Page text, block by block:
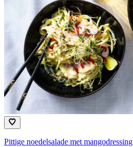
Pittige noedelsalade met mangodressing